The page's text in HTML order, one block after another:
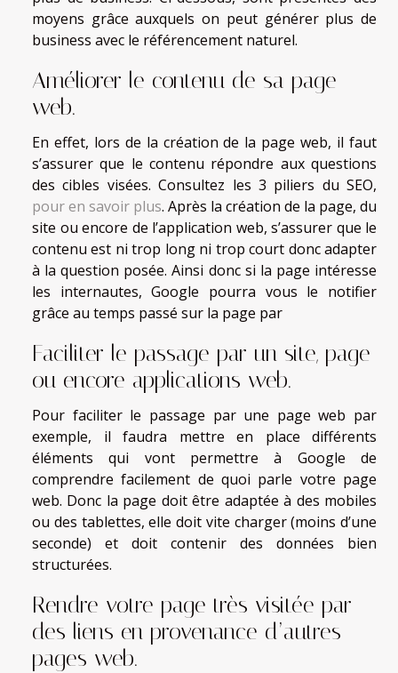
moyens grâce auxquels on peut générer plus de
business avec le référencement naturel.
Améliorer le contenu de sa page
web.
En effet, lors de la création de la page web, il faut
s’assurer que le contenu répondre aux questions
des cibles visées. Consultez les 3 piliers du SEO,
pour en savoir plus. Après la création de la page, du
site ou encore de l’application web, s’assurer que le
contenu est ni trop long ni trop court donc adapter
à la question posée. Ainsi donc si la page intéresse
les internautes, Google pourra vous le notifier
grâce au temps passé sur la page par
Faciliter le passage par un site, page
ou encore applications web.
Pour faciliter le passage par une page web par
exemple, il faudra mettre en place différents
éléments qui vont permettre à Google de
comprendre facilement de quoi parle votre page
web. Donc la page doit être adaptée à des mobiles
ou des tablettes, elle doit vite charger (moins d’une
seconde) et doit contenir des données bien
structurées.
Rendre votre page très visitée par
des liens en provenance d’autres
pages web.